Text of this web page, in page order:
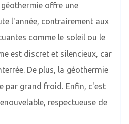
offre une
l'année, contrairement aux
comme le soleil ou le
est discret et silencieux, car
De plus, la géothermie
par grand froid. Enfin, c'est
respectueuse de